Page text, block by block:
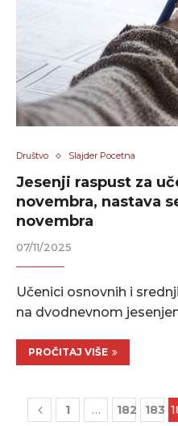
Društvo Slajder Pocetna
Jesenji raspust za
novembra, nastava
novembra
07/11/2025
Učenici osnovnih i
na dvodnevnom
PROČITAJ VIŠE
1 … 182 183